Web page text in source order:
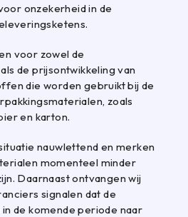
Standaard
Filter
onzekerheid in de
voor zowel de
de prijsontwikkeling van
die worden gebruikt bij de
zoals
en karton.
nauwlettend en merken
momenteel minder
Daarnaast ontvangen wij
signalen dat de
de komende periode naar